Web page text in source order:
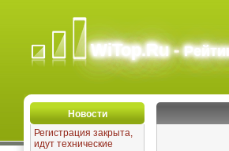
WiTop.Ru -
Новости
Регистрация закрыта,
идут технические